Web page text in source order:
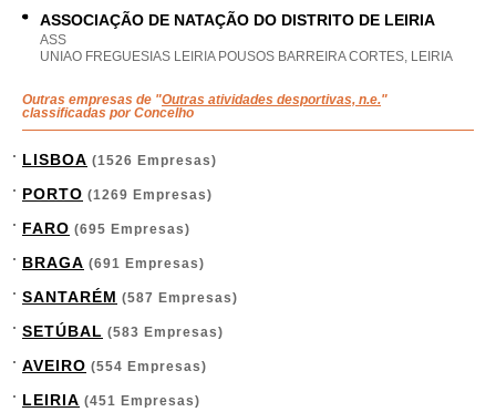
ASSOCIAÇÃO DE NATAÇÃO DO DISTRITO DE LEIRIA
ASS
UNIAO FREGUESIAS LEIRIA POUSOS BARREIRA CORTES, LEIRIA
Outras empresas de "Outras atividades desportivas, n.e."
classificadas por Concelho
LISBOA (1526 Empresas)
PORTO (1269 Empresas)
FARO (695 Empresas)
BRAGA (691 Empresas)
SANTARÉM (587 Empresas)
SETÚBAL (583 Empresas)
AVEIRO (554 Empresas)
LEIRIA (451 Empresas)